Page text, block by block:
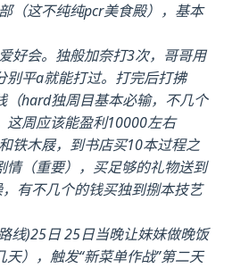
（这不纯纯pcr美食殿），基本
好会。独般加奈打3次，哥哥用
别平a就能打过。打完后打拂
（hard独周目基本必输，不几个
这周应该能盈利10000左右
铁木屐，到书店买10本过程之
情（重要），买足够的礼物送到
有不几个的钱买独到捌本技艺
线)25日 25日当晚让妹妹做晚饭
天），触发“新菜单作战”第二天